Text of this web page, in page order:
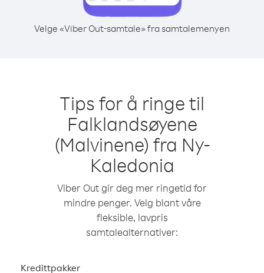
Velge «Viber Out-samtale» fra samtalemenyen
Tips for å ringe til
Falklandsøyene
(Malvinene) fra Ny-
Kaledonia
Viber Out gir deg mer ringetid for
mindre penger. Velg blant våre
fleksible, lavpris
samtalealternativer:
Kredittpakker